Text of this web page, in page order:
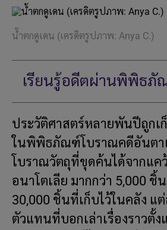
น้ำตกดูเดน (เครดิตรูปภาพ: Anya C.)
เรียนรู้อดีตผ่านพิพิธภั
ประวัติศาสตร์หลายพันปีถูกเ
ในพิพิธภัณฑ์โบราณคดีอันตา
โบราณวัตถุที่ขุดค้นได้จากแค
อนาโตเลีย มากกว่า 5,000 ชิ้
30,000 ชิ้นที่เก็บไว้ในคลัง แ
ตัวแทนที่บอกเล่าเรื่องราวตั้